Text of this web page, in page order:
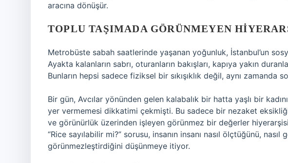
aracına dönüşür.
TOPLU TAŞIMADA GÖRÜNMEYEN
Metrobüste sabah saatlerinde yaşanan yoğunluk, İstanbul’un
Ayakta kalanların sabrı, oturanların bakışları, kapıya yakın
Bunların hepsi sadece fiziksel bir sıkışıklık değil, aynı zamanda
Bir gün, Avcılar yönünden gelen kalabalık bir hatta yaşlı bir
yer vermemesi dikkatimi çekmişti. Bu sadece bir nezaket
ve görünürlük üzerinden işleyen görünmez bir değerler
“Rice sayılabilir mi?” sorusu, insanın insanı nasıl ölçtüğünü, nasıl
görünmezleştirdiğini düşünmeye itiyor.